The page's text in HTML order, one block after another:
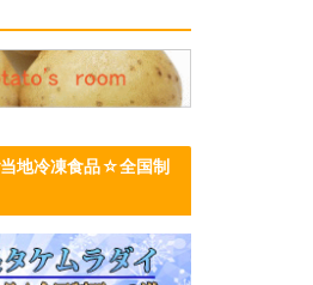
地冷凍食品☆全国制